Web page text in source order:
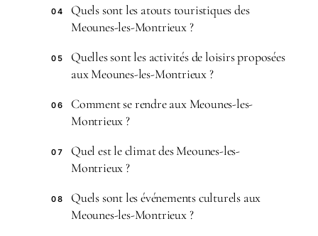
04
Quels sont les atouts touristiques des
Meounes-les-Montrieux ?
05
Quelles sont les activités de loisirs proposées
aux Meounes-les-Montrieux ?
06
Comment se rendre aux Meounes-les-
Montrieux ?
07
Quel est le climat des Meounes-les-
Montrieux ?
08
Quels sont les événements culturels aux
Meounes-les-Montrieux ?